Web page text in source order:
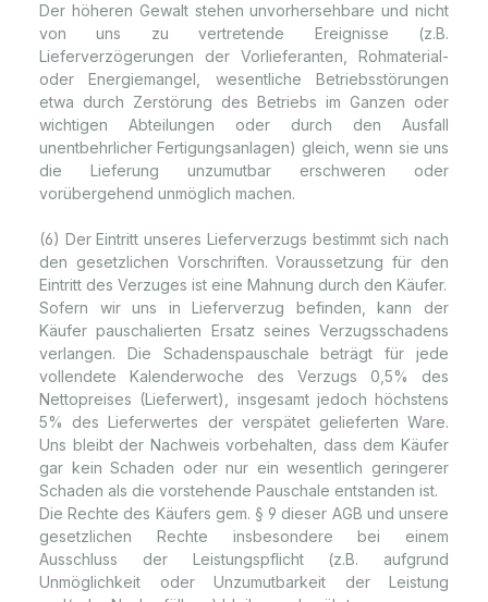
Der höheren Gewalt stehen unvorhersehbare und nicht
von uns zu vertretende Ereignisse (z.B.
Lieferverzögerungen der Vorlieferanten, Rohmaterial-
oder Energiemangel, wesentliche Betriebsstörungen
etwa durch Zerstörung des Betriebs im Ganzen oder
wichtigen Abteilungen oder durch den Ausfall
unentbehrlicher Fertigungsanlagen) gleich, wenn sie uns
die Lieferung unzumutbar erschweren oder
vorübergehend unmöglich machen.
(6) Der Eintritt unseres Lieferverzugs bestimmt sich nach
den gesetzlichen Vorschriften. Voraussetzung für den
Eintritt des Verzuges ist eine Mahnung durch den Käufer.
Sofern wir uns in Lieferverzug befinden, kann der
Käufer pauschalierten Ersatz seines Verzugsschadens
verlangen. Die Schadenspauschale beträgt für jede
vollendete Kalenderwoche des Verzugs 0,5% des
Nettopreises (Lieferwert), insgesamt jedoch höchstens
5% des Lieferwertes der verspätet gelieferten Ware.
Uns bleibt der Nachweis vorbehalten, dass dem Käufer
gar kein Schaden oder nur ein wesentlich geringerer
Schaden als die vorstehende Pauschale entstanden ist.
Die Rechte des Käufers gem. § 9 dieser AGB und unsere
gesetzlichen Rechte insbesondere bei einem
Ausschluss der Leistungspflicht (z.B. aufgrund
Unmöglichkeit oder Unzumutbarkeit der Leistung